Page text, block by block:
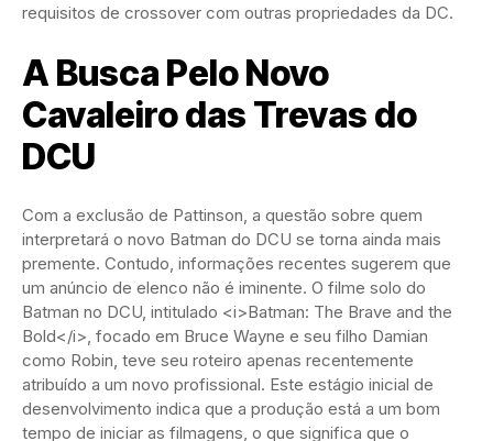
requisitos de crossover com outras propriedades da DC.
A Busca Pelo Novo
Cavaleiro das Trevas do
DCU
Com a exclusão de Pattinson, a questão sobre quem
interpretará o novo Batman do DCU se torna ainda mais
premente. Contudo, informações recentes sugerem que
um anúncio de elenco não é iminente. O filme solo do
Batman no DCU, intitulado <i>Batman: The Brave and the
Bold</i>, focado em Bruce Wayne e seu filho Damian
como Robin, teve seu roteiro apenas recentemente
atribuído a um novo profissional. Este estágio inicial de
desenvolvimento indica que a produção está a um bom
tempo de iniciar as filmagens, o que significa que o